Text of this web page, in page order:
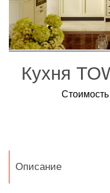
КОНТАКТЫ
РАСПРОДАЖА
Кухня
Описание